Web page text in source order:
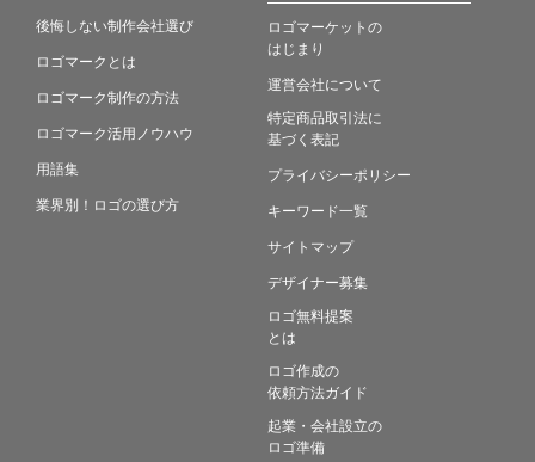
後悔しない制作会社選び
ロゴマークとは
ロゴマーク制作の方法
ロゴマーク活用ノウハウ
用語集
業界別！ロゴの選び方
ロゴマーケットの
はじまり
運営会社について
特定商品取引法に
基づく表記
プライバシーポリシー
キーワード一覧
サイトマップ
デザイナー募集
ロゴ無料提案
とは
ロゴ作成の
依頼方法ガイド
起業・会社設立の
ロゴ準備